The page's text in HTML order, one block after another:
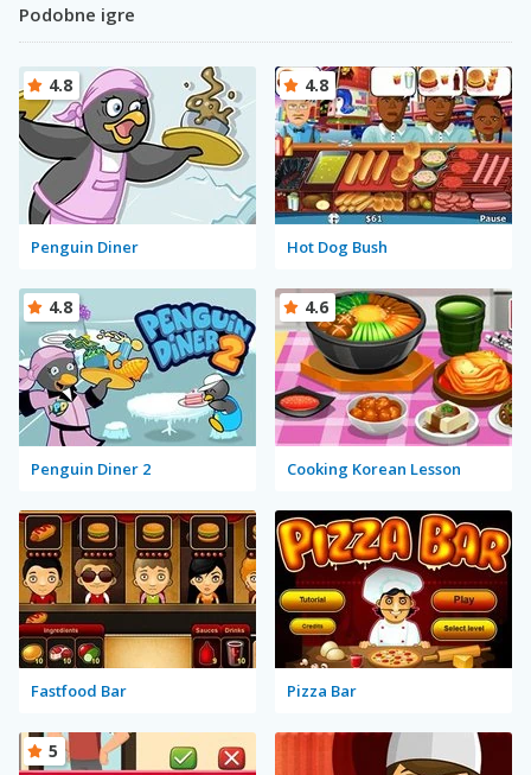
Podobne igre
Penguin Diner
4.8
Hot Dog Bush
4.8
Penguin Diner 2
4.8
Cooking Korean Lesson
4.6
Fastfood Bar Pizza Bar
5